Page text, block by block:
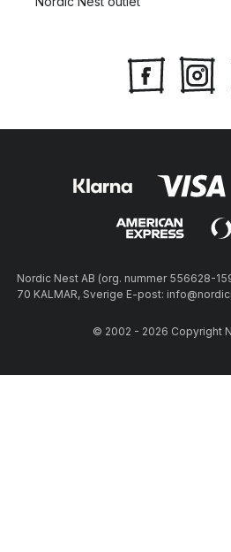
Nordic Nest AB (org. nummer 556628-
70 KALMAR, Sverige E-post:
© 2002 - 2026 Copyright